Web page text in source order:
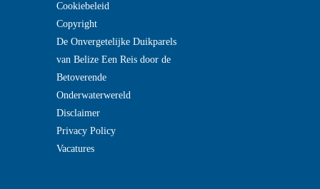
Cookiebeleid
Copyright
De Onvergetelijke Duikparels
van Belize Een Reis door de
Betoverende
Onderwaterwereld
Disclaimer
Privacy Policy
Vacatures